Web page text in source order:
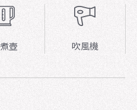
壺 吹風機